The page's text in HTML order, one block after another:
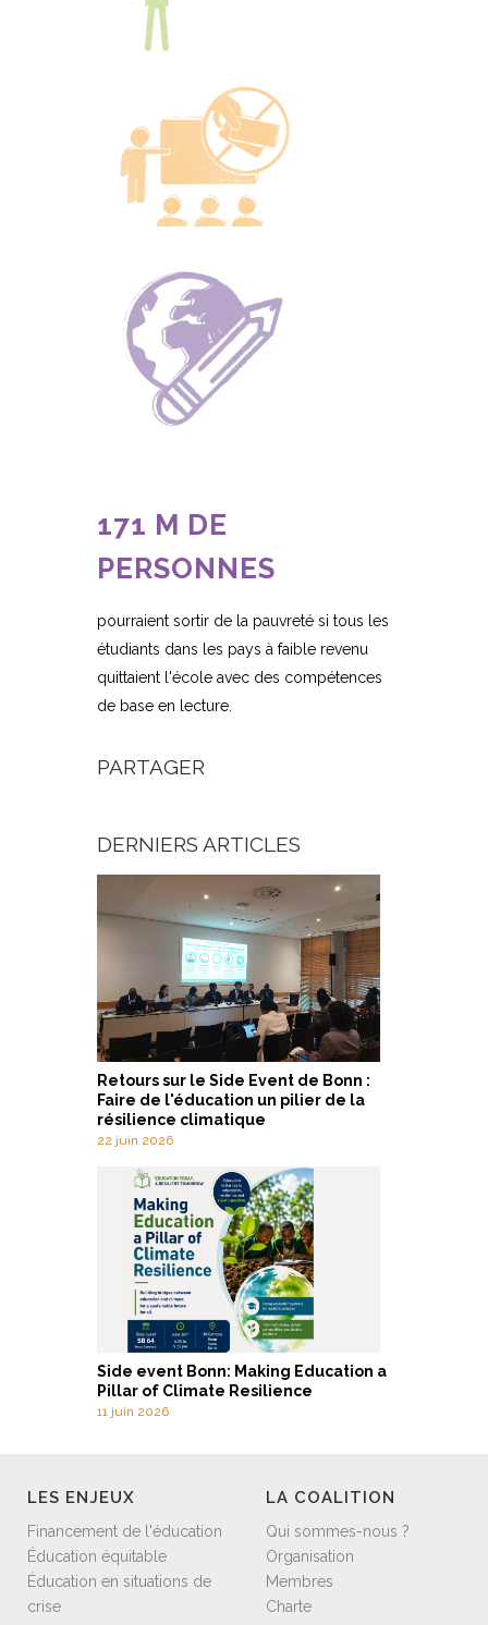
171 M DE
PERSONNES
pourraient sortir de la pauvreté si tous les
étudiants dans les pays à faible revenu
quittaient l'école avec des compétences
de base en lecture.
PARTAGER
DERNIERS ARTICLES
Retours sur le Side Event de Bonn :
Faire de l'éducation un pilier de la
résilience climatique
22 juin 2026
Side event Bonn: Making Education a
Pillar of Climate Resilience
11 juin 2026
LES ENJEUX
Financement de l'éducation
Éducation équitable
Éducation en situations de
crise
LA COALITION
Qui sommes-nous ?
Organisation
Membres
Charte